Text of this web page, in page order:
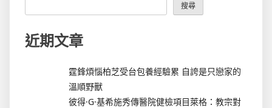
搜尋
近期文章
霆鋒煩惱柏芝受台包養經驗累 自誇是只戀家的
溫順野獸
彼得·G·基希施秀傳醫院健檢項目萊格：教宗對